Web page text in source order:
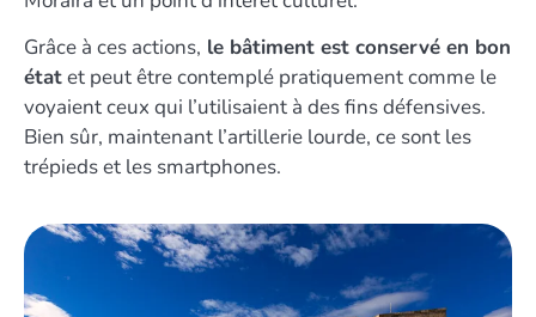
Grâce à ces actions, le bâtiment est conservé en bon
étatet peut être contemplé pratiquement comme le
voyaient ceux qui l’utilisaient à des fins défensives.
Bien sûr, maintenant l’artillerie lourde, ce sont les
trépieds et les smartphones.